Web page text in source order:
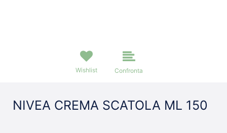
Wishlist Confronta
NIVEA CREMA SCATOLA ML 150